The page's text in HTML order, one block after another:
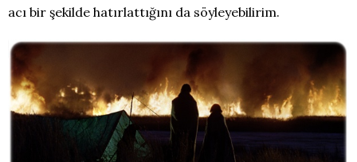
acı bir şekilde hatırlattığını da söyleyebilirim.